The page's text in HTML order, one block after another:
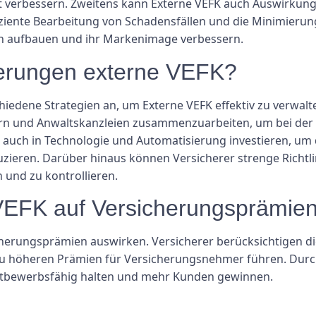
Zweitens kann Externe VEFK auch
Bearbeitung von Schadensfällen und die
und ihr Markenimage verbessern.
externe VEFK?
Strategien an, um Externe VEFK effektiv zu
und Anwaltskanzleien zusammenzuarbeiten, um bei
in Technologie und Automatisierung investieren,
Darüber hinaus können Versicherer strenge
und zu kontrollieren.
auf
auswirken. Versicherer berücksichtigen
höheren Prämien für Versicherungsnehmer führen.
halten und mehr Kunden gewinnen.